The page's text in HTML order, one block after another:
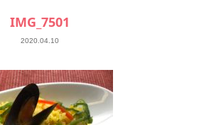
IMG_7501
2020.04.10